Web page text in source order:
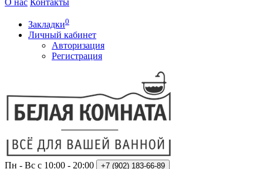
О нас Контакты
Закладки0
Личный кабинет
Авторизация
Регистрация
Пн - Вс с 10:00 - 20:00 +7 (902) 183-66-89